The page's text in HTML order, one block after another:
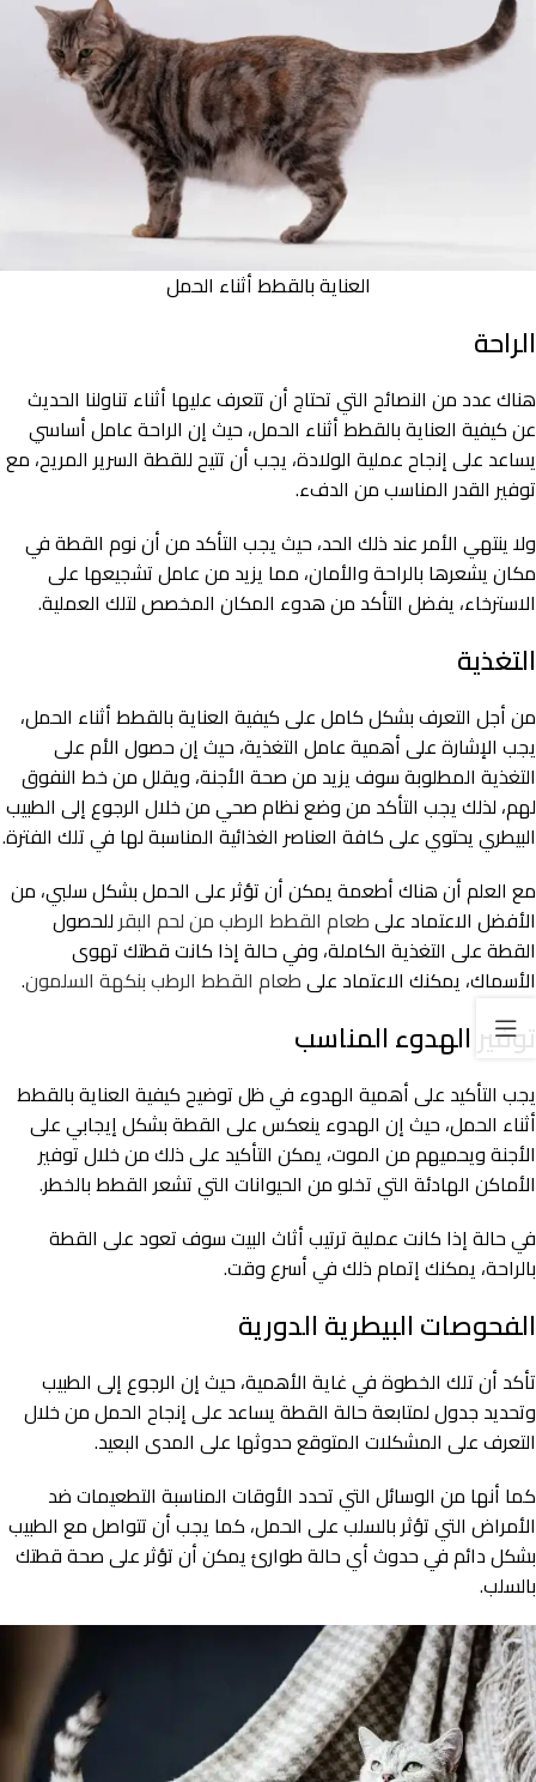
العناية بالقطط أثناء الحمل
الراحة
هناك عدد من النصائح التي تحتاج أن تتعرف عليها أثناء تناولنا الحديث
عن كيفية العناية بالقطط أثناء الحمل، حيث إن الراحة عامل أساسي
يساعد على إنجاح عملية الولادة، يجب أن تتيح للقطة السرير المريح، مع
توفير القدر المناسب من الدفء.
ولا ينتهي الأمر عند ذلك الحد، حيث يجب التأكد من أن نوم القطة في
مكان يشعرها بالراحة والأمان، مما يزيد من عامل تشجيعها على
الاسترخاء، يفضل التأكد من هدوء المكان المخصص لتلك العملية.
التغذية
من أجل التعرف بشكل كامل على كيفية العناية بالقطط أثناء الحمل،
يجب الإشارة على أهمية عامل التغذية، حيث إن حصول الأم على
التغذية المطلوبة سوف يزيد من صحة الأجنة، ويقلل من خط النفوق
لهم، لذلك يجب التأكد من وضع نظام صحي من خلال الرجوع إلى الطبيب
البيطري يحتوي على كافة العناصر الغذائية المناسبة لها في تلك الفترة.
مع العلم أن هناك أطعمة يمكن أن تؤثر على الحمل بشكل سلبي، من
الأفضل الاعتماد علىطعام القطط الرطب من لحم البقرللحصول
القطة على التغذية الكاملة، وفي حالة إذا كانت قطتك تهوى
الأسماك، يمكنك الاعتماد علىطعام القطط الرطب بنكهة السلمون.
توفير الهدوء المناسب
يجب التأكيد على أهمية الهدوء في ظل توضيح كيفية العناية بالقطط
أثناء الحمل، حيث إن الهدوء ينعكس على القطة بشكل إيجابي على
الأجنة ويحميهم من الموت، يمكن التأكيد على ذلك من خلال توفير
الأماكن الهادئة التي تخلو من الحيوانات التي تشعر القطط بالخطر.
في حالة إذا كانت عملية ترتيب أثاث البيت سوف تعود على القطة
بالراحة، يمكنك إتمام ذلك في أسرع وقت.
الفحوصات البيطرية الدورية
تأكد أن تلك الخطوة في غاية الأهمية، حيث إن الرجوع إلى الطبيب
وتحديد جدول لمتابعة حالة القطة يساعد على إنجاح الحمل من خلال
التعرف على المشكلات المتوقع حدوثها على المدى البعيد.
كما أنها من الوسائل التي تحدد الأوقات المناسبة التطعيمات ضد
الأمراض التي تؤثر بالسلب على الحمل، كما يجب أن تتواصل مع الطبيب
بشكل دائم في حدوث أي حالة طوارئ يمكن أن تؤثر على صحة قطتك
بالسلب.